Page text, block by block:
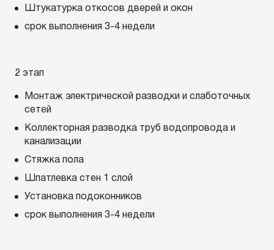
Штукатурка откосов дверей и окон
срок выполнения 3-4 недели
2 этап
Монтаж электрической разводки и слаботочных
сетей
Коллекторная разводка труб водопровода и
канализации
Стяжка пола
Шпатлевка стен 1 слой
Установка подоконников
срок выполнения 3-4 недели